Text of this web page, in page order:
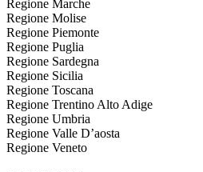
Regione Marche
Regione Molise
Regione Piemonte
Regione Puglia
Regione Sardegna
Regione Sicilia
Regione Toscana
Regione Trentino Alto Adige
Regione Umbria
Regione Valle D’aosta
Regione Veneto